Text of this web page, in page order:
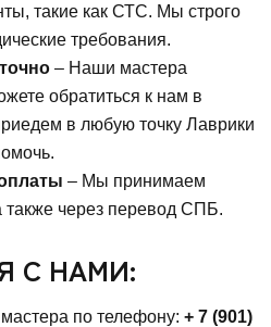
такие как СТС. Мы строго
требования.
– Наши мастера
обратиться к нам в
в любую точку Лаврики
– Мы принимаем
также через перевод СПБ.
С НАМИ:
по телефону: + 7 (901)